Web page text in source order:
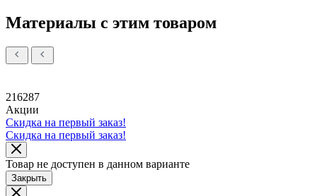
Материалы с этим товаром
216287
Акции
Скидка на первый заказ!
Скидка на первый заказ!
Товар не доступен в данном варианте
Закрыть